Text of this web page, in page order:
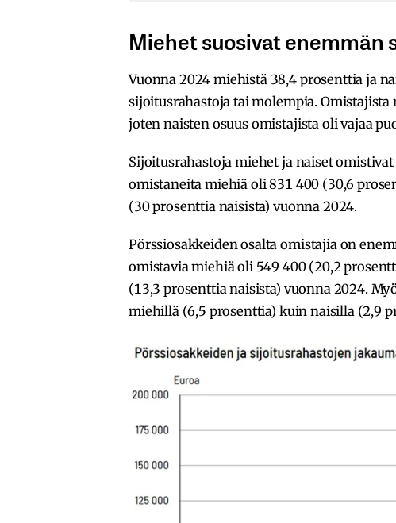
Miehet suosivat
Vuonna 2024 miehistä 38,4 prosenttia ja
sijoitusrahastoja tai molempia.
joten naisten osuus omistajista oli vajaa
Sijoitusrahastoja miehet ja naiset
omistaneita miehiä oli 831 400 (30,6
(30 prosenttia naisista) vuonna 2024.
Pörssiosakkeiden osalta omistajia on
omistavia miehiä oli 549 400 (20,2
(13,3 prosenttia naisista) vuonna 2024.
miehillä (6,5 prosenttia) kuin naisilla (2,9